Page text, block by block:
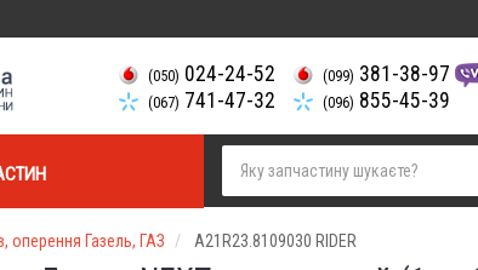
(050) 024-24-52
(067) 741-47-32
(099) 381-38-97
(096) 855-45-39
оперення Газель, ГАЗ A21R23.8109030 RIDER